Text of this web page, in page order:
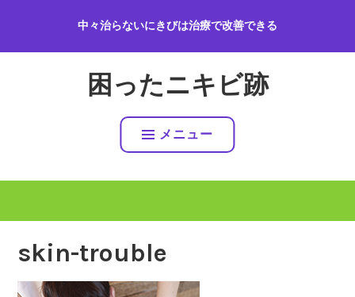
テ
中々治らないにきびは治療で改善できる
困ったニキビ跡
メニュー
skin-trouble